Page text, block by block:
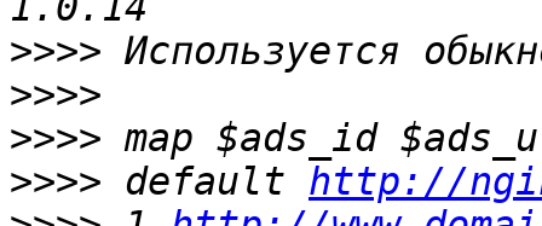
>>>>
>>>>
>>>>
>>>> default http://